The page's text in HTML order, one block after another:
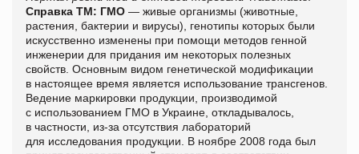
Справка ТМ: ГМО — живые организмы (животные,
растения, бактерии и вирусы), генотипы которых были
искусственно изменены при помощи методов генной
инженерии для придания им некоторых полезных
свойств. Основным видом генетической модификации
в настоящее время является использование трансгенов.
Ведение маркировки продукции, производимой
с использованием ГМО в Украине, откладывалось,
в частности, из-за отсутствия лабораторий
для исследования продукции. В ноябре 2008 года был